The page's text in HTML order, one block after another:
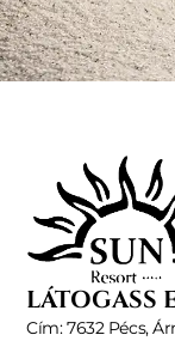
LÁTOGASS
Cím: 7632 Pécs,